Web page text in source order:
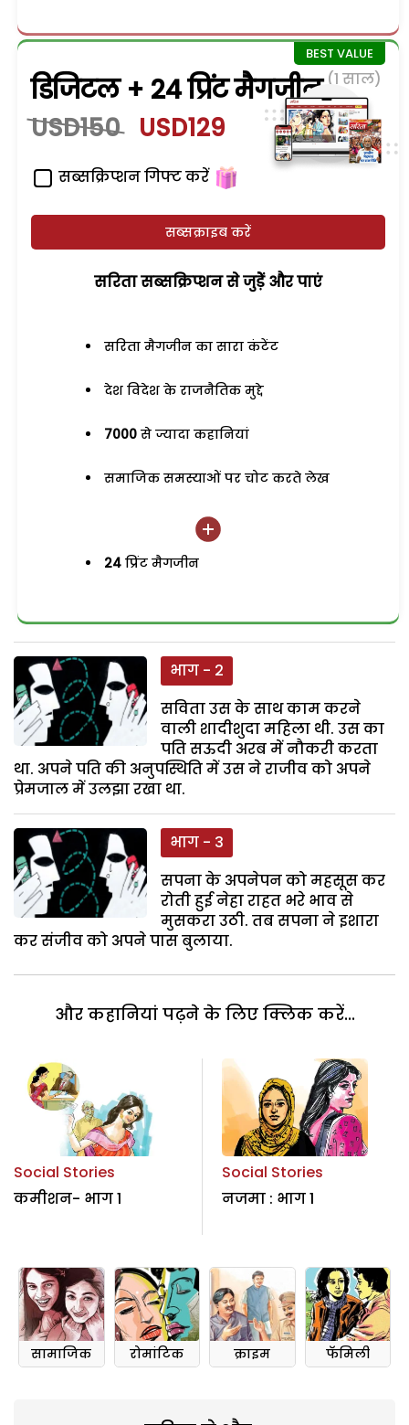
डिजिटल + 24 प्रिंट मैगजीन (1 साल)
USD150 USD129
सब्सक्रिप्शन गिफ्ट करें
सब्सक्राइब करें
सरिता सब्सक्रिप्शन से जुड़ेें और पाएं
सरिता मैगजीन का सारा कंटेंट
देश विदेश के राजनैतिक मुद्दे
7000 से ज्यादा कहानियां
समाजिक समस्याओं पर चोट करते लेख
24 प्रिंट मैगजीन
भाग - 2
सविता उस के साथ काम करने
वाली शादीशुदा महिला थी. उस का
पति सऊदी अरब में नौकरी करता
था. अपने पति की अनुपस्थिति में उस ने राजीव को अपने
प्रेमजाल में उलझा रखा था.
भाग - 3
सपना के अपनेपन को महसूस कर
रोती हुई नेहा राहत भरे भाव से
मुसकरा उठी. तब सपना ने इशारा
कर संजीव को अपने पास बुलाया.
और कहानियां पढ़ने के लिए क्लिक करें...
Social Stories
कमीशन- भाग 1
Social Stories
नजमा : भाग 1
सामाजिक रोमांटिक क्राइम फॅमिली